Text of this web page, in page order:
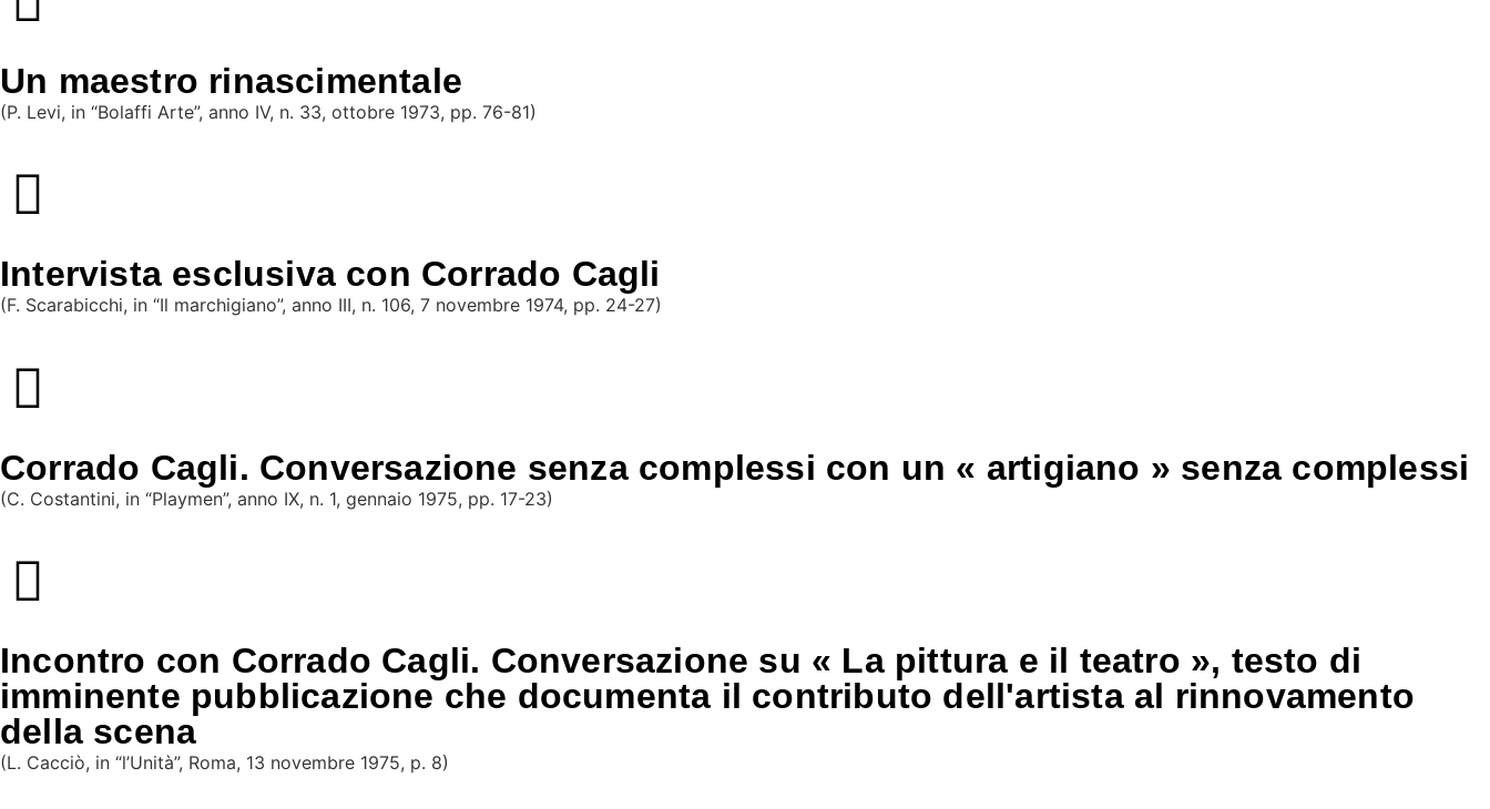
Un maestro rinascimentale
(P. Levi, in “Bolaffi Arte”, anno IV, n. 33, ottobre 1973, pp. 76-81)
Intervista esclusiva con Corrado Cagli
(F. Scarabicchi, in “Il marchigiano”, anno III, n. 106, 7 novembre 1974, pp. 24-27)
Corrado Cagli. Conversazione senza complessi con un « artigiano » senza complessi
(C. Costantini, in “Playmen”, anno IX, n. 1, gennaio 1975, pp. 17-23)
Incontro con Corrado Cagli. Conversazione su « La pittura e il teatro », testo di
imminente pubblicazione che documenta il contributo dell'artista al rinnovamento
della scena
(L. Cacciò, in “l’Unità”, Roma, 13 novembre 1975, p. 8)